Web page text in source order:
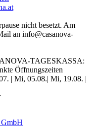
nicht besetzt. Am
an info@casanova-
TAGESKASSA:
Öffnungszeiten
| Mi, 05.08.| Mi, 19.08. |
GmbH